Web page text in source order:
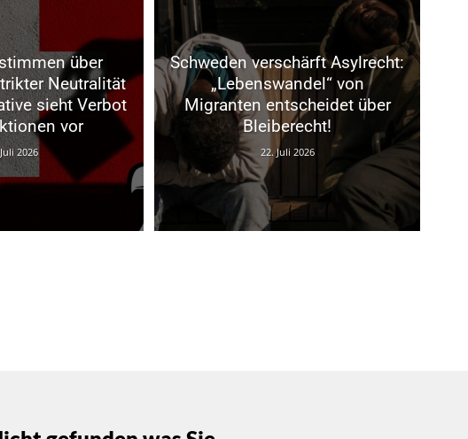
über
Neutralität
sieht Verbot
vor
2026
Schweden verschärft Asylrecht:
„Lebenswandel“ von
Migranten entscheidet über
Bleiberecht!
22. Juli 2026